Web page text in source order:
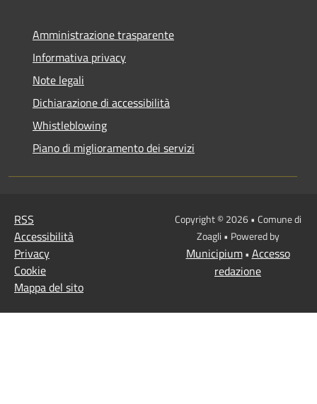
Amministrazione trasparente
Informativa privacy
Note legali
Dichiarazione di accessibilità
Whistleblowing
Piano di miglioramento dei servizi
RSS
Accessibilità
Privacy
Cookie
Mappa del sito
Copyright © 2026 • Comune di
Zoagli • Powered by
Municipium• Accesso
redazione